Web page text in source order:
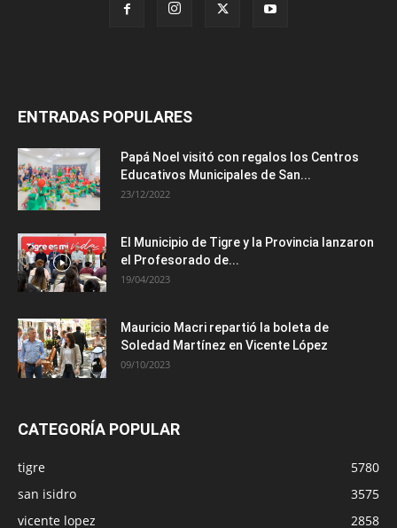
ENTRADAS POPULARES
Papá Noel visitó con regalos los Centros
Educativos Municipales de San...
23/12/2022
El Municipio de Tigre y la Provincia lanzaron
el Profesorado de...
19/04/2023
Mauricio Macri repartió la boleta de
Soledad Martínez en Vicente López
09/10/2023
CATEGORÍA POPULAR
tigre
5780
san isidro
3575
vicente lopez
2858